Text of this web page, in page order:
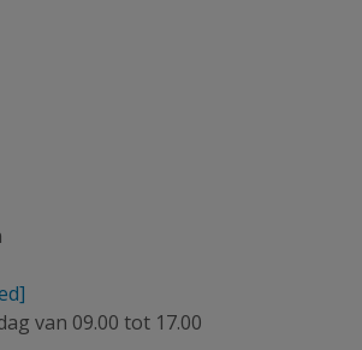
van 09.00 tot 17.00